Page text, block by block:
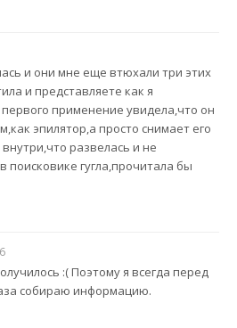
и они мне еще втюхали три этих
и представляете как я
первого применение увидела,что он
эпилятор,а просто снимает его
развелась и не
гугла,прочитала бы
:( Поэтому я всегда перед
собираю информацию.